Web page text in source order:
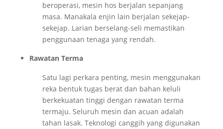
beroperasi, mesin hos berjalan sepanjang
masa. Manakala enjin lain berjalan sekejap-
sekejap. Larian berselang-seli memastikan
penggunaan tenaga yang rendah.
Rawatan Terma
Satu lagi perkara penting, mesin menggunakan
reka bentuk tugas berat dan bahan keluli
berkekuatan tinggi dengan rawatan terma
termaju. Seluruh mesin dan acuan adalah
tahan lasak. Teknologi canggih yang digunakan